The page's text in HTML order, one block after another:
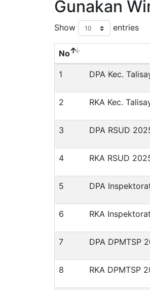
Gunakan
Show entries
No
1 DPA Kec.
2 RKA Kec.
3 DPA RSUD
4 RKA RSUD
5 DPA
6 RKA
7 DPA DPMTSP
8 RKA DPMTSP